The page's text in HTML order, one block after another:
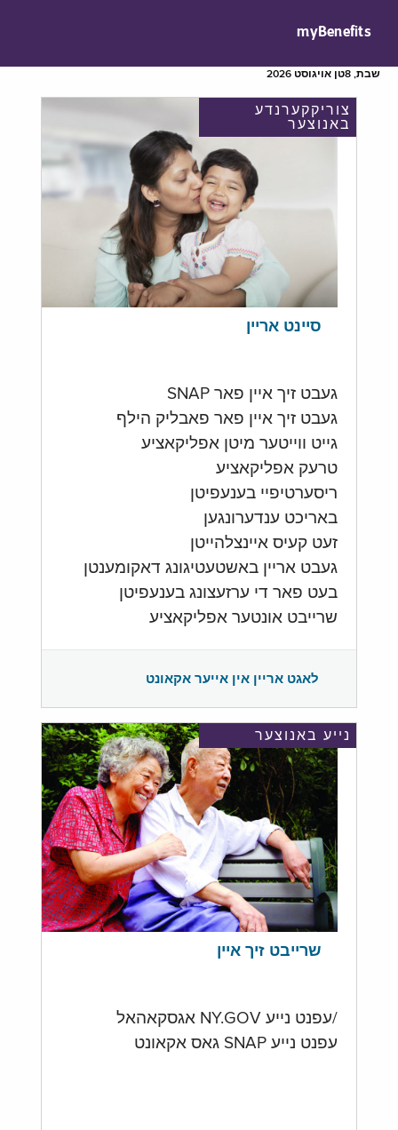
myBenefits
שבת, 8טן אויגוסט 2026
צוריקקערנדע
באנוצער
סיינט אריין
געבט זיך איין פאר SNAP
געבט זיך איין פאר פאבליק הילף
גייט ווייטער מיטן אפליקאציע
טרעק אפליקאציע
ריסערטיפיי בענעפיטן
באריכט ענדערונגען
זעט קעיס איינצלהייטן
געבט אריין באשטעטיגונג דאקומענטן
בעט פאר די ערזעצונג בענעפיטן
שרייבט אונטער אפליקאציע
לאגט אריין אין אייער אקאונט
נייע באנוצער
שרייבט זיך איין
/עפנט נייע NY.GOV אגסקאהאל
עפנט נייע SNAP גאס אקאונט